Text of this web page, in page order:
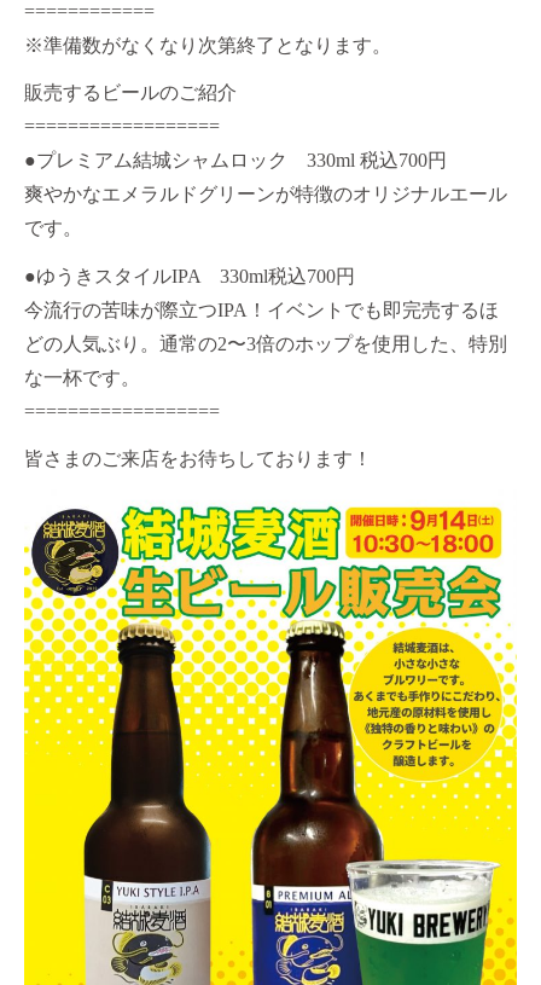
============
※準備数がなくなり次第終了となります。
販売するビールのご紹介
==================
●プレミアム結城シャムロック 330ml 税込700円
爽やかなエメラルドグリーンが特徴のオリジナルエール
です。
●ゆうきスタイルIPA 330ml税込700円
今流行の苦味が際立つIPA！イベントでも即完売するほ
どの人気ぶり。通常の2〜3倍のホップを使用した、特別
な一杯です。
==================
皆さまのご来店をお待ちしております！